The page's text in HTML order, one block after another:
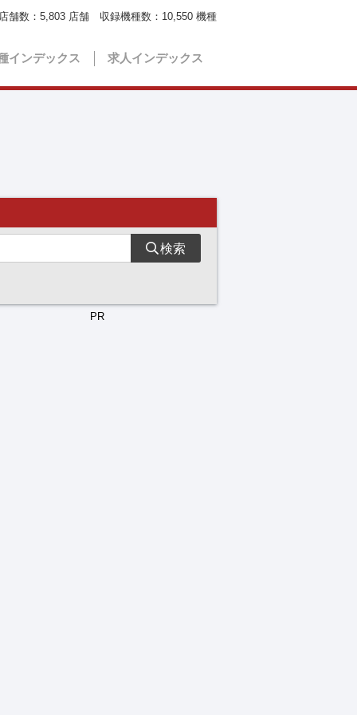
インデックス 求人インデックス
舗数： 5,803 店舗 収録機種数： 10,550 機種
検索
PR